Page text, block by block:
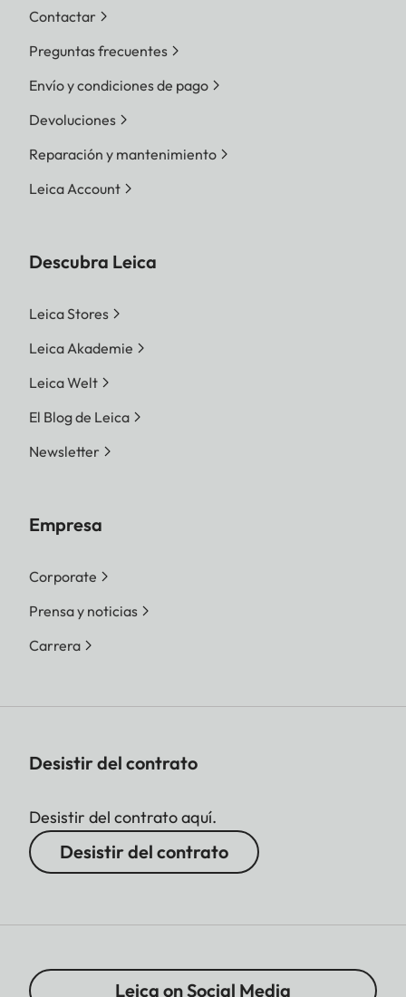
Contactar
Preguntas frecuentes
Envío y condiciones de pago
Devoluciones
Reparación y mantenimiento
Leica Account
Descubra Leica
Leica Stores
Leica Akademie
Leica Welt
El Blog de Leica
Newsletter
Empresa
Corporate
Prensa y noticias
Carrera
Desistir del contrato
Desistir del contrato aquí.
Desistir del contrato
Leica on Social Media